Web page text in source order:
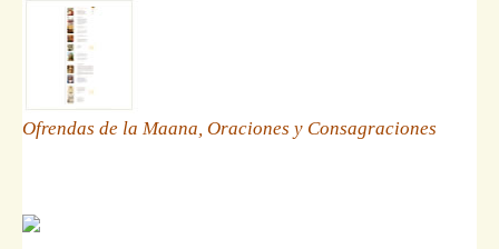
Ofrendas de la Maana, Oraciones y Consagraciones